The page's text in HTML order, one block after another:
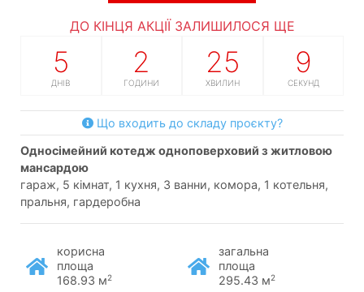
ДО КІНЦЯ АКЦІЇ ЗАЛИШИЛОСЯ ЩЕ
5
ДНІВ
2
ГОДИНИ
25
ХВИЛИН
8
СЕКУНД
Що входить до складу проєкту?
односімейний котедж одноповерховий з житловою
мансардою
гараж, 5 кімнат, 1 кухня, 3 ванни, комора, 1 котельня,
пральня, гардеробна
корисна
площа
168.93 м2
загальна
площа
295.43 м2